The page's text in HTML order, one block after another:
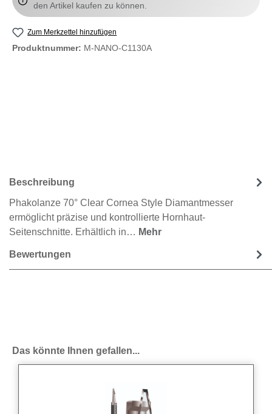
den Artikel kaufen zu können.
Zum Merkzettel hinzufügen
Produktnummer: M-NANO-C1130A
Beschreibung
Phakolanze 70° Clear Cornea Style Diamantmesser
ermöglicht präzise und kontrollierte Hornhaut-
Seitenschnitte. Erhältlich in… Mehr
Bewertungen
Produktgalerie überspringen
Das könnte Ihnen gefallen...